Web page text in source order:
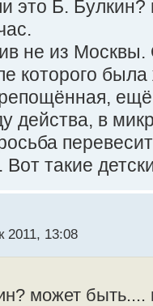
это Б.
не из
которого
действа, в
Вот такие
2011, 13:08
может быть....